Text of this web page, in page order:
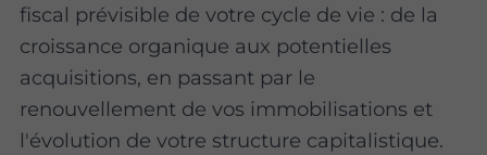
fiscal prévisible de votre cycle de vie : de la
croissance organique aux potentielles
acquisitions, en passant par le
renouvellement de vos immobilisations et
l'évolution de votre structure capitalistique.